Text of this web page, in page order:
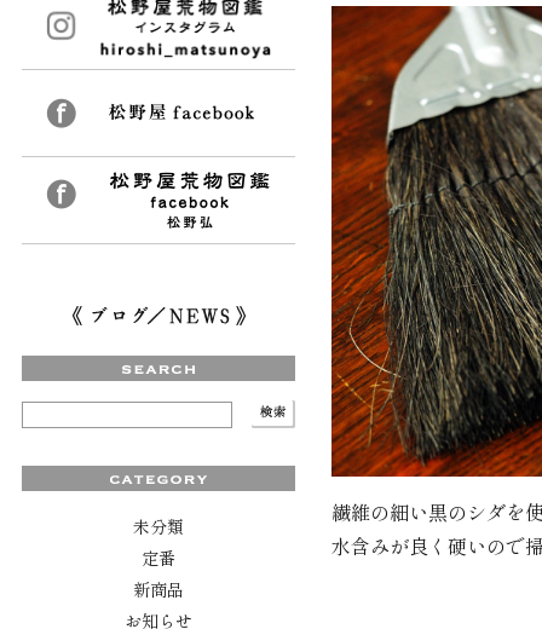
未分類
定番
新商品
お知らせ
繊維の細い黒のシダを
水含みが良く硬いので